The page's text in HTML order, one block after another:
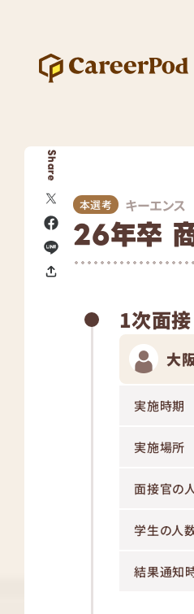
Share
本選考 キーエンス
26年卒
1次面接
大
実施時期
実施場所
面接官の
学生の人
結果通知